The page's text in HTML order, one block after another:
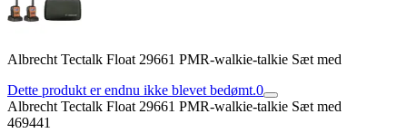
Albrecht Tectalk Float 29661 PMR-walkie-talkie Sæt med
Dette produkt er endnu ikke blevet bedømt.0
Albrecht Tectalk Float 29661 PMR-walkie-talkie Sæt med
469441